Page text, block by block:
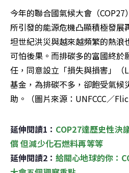
今年的聯合國氣候大會（
所引發的能源危機凸顯積極發展
坦世紀洪災與越來越頻繁的熱浪
可怕後果。而排碳多的富國終於
任，同意設立「損失與損害」（
基金，為排碳不多，卻飽受氣候
助。（圖片來源：UNFCCC／
延伸閱讀1： COP27達歷史性決
償 但減少化石燃料再等等
延伸閱讀2： 給關心地球的你：